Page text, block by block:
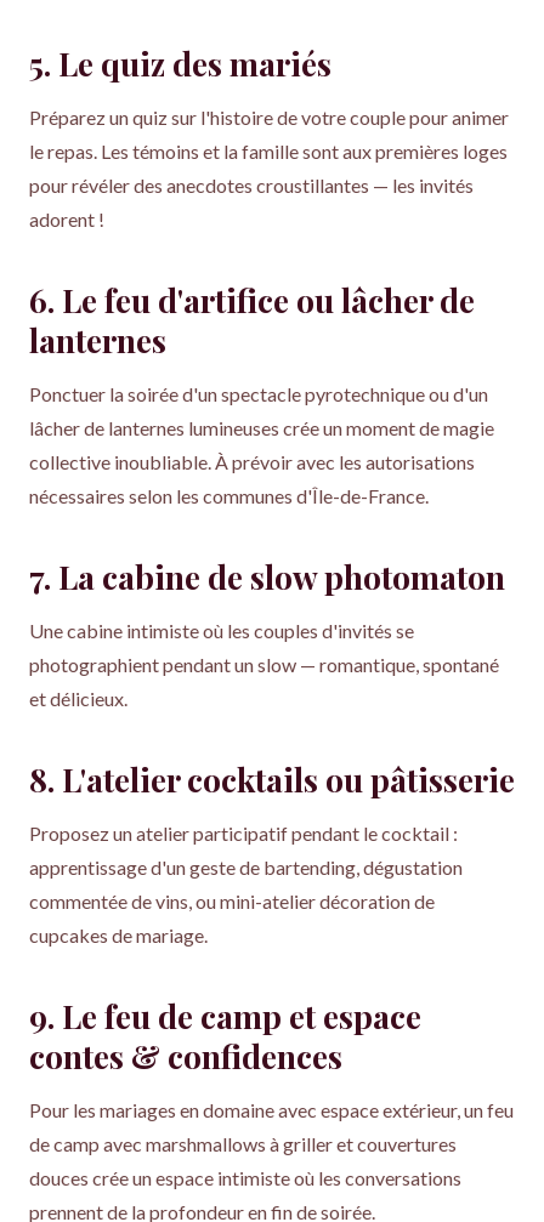
5. Le quiz des mariés
Préparez un quiz sur l'histoire de votre couple pour animer
le repas. Les témoins et la famille sont aux premières loges
pour révéler des anecdotes croustillantes — les invités
adorent !
6. Le feu d'artifice ou lâcher de
lanternes
Ponctuer la soirée d'un spectacle pyrotechnique ou d'un
lâcher de lanternes lumineuses crée un moment de magie
collective inoubliable. À prévoir avec les autorisations
nécessaires selon les communes d'Île-de-France.
7. La cabine de slow photomaton
Une cabine intimiste où les couples d'invités se
photographient pendant un slow — romantique, spontané
et délicieux.
8. L'atelier cocktails ou pâtisserie
Proposez un atelier participatif pendant le cocktail :
apprentissage d'un geste de bartending, dégustation
commentée de vins, ou mini-atelier décoration de
cupcakes de mariage.
9. Le feu de camp et espace
contes & confidences
Pour les mariages en domaine avec espace extérieur, un feu
de camp avec marshmallows à griller et couvertures
douces crée un espace intimiste où les conversations
prennent de la profondeur en fin de soirée.